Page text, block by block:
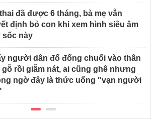
đã được 6 tháng, bà mẹ vẫn
định bỏ con khi xem hình siêu âm
sốc này
người dân đổ đống chuối vào thân
gỗ rồi giẫm nát, ai cũng ghê nhưng
ngờ đây là thức uống "vạn người